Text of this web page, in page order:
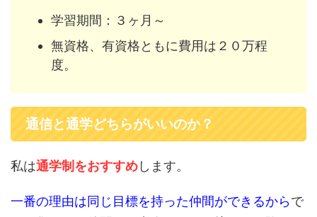
学習期間：３ヶ月～
無資格、有資格ともに費用は２０万程
度。
通信と通学どちらがいいのか？
私は通学制をおすすめします。
一番の理由は同じ目標を持った仲間ができるからで